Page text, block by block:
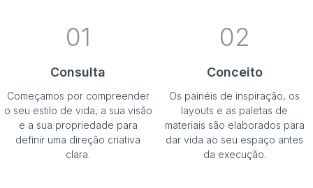
01
Consulta
Começamos por compreender
o seu estilo de vida, a sua visão
e a sua propriedade para
definir uma direção criativa
clara.
02
Conceito
Os painéis de inspiração, os
layouts e as paletas de
materiais são elaborados para
dar vida ao seu espaço antes
da execução.